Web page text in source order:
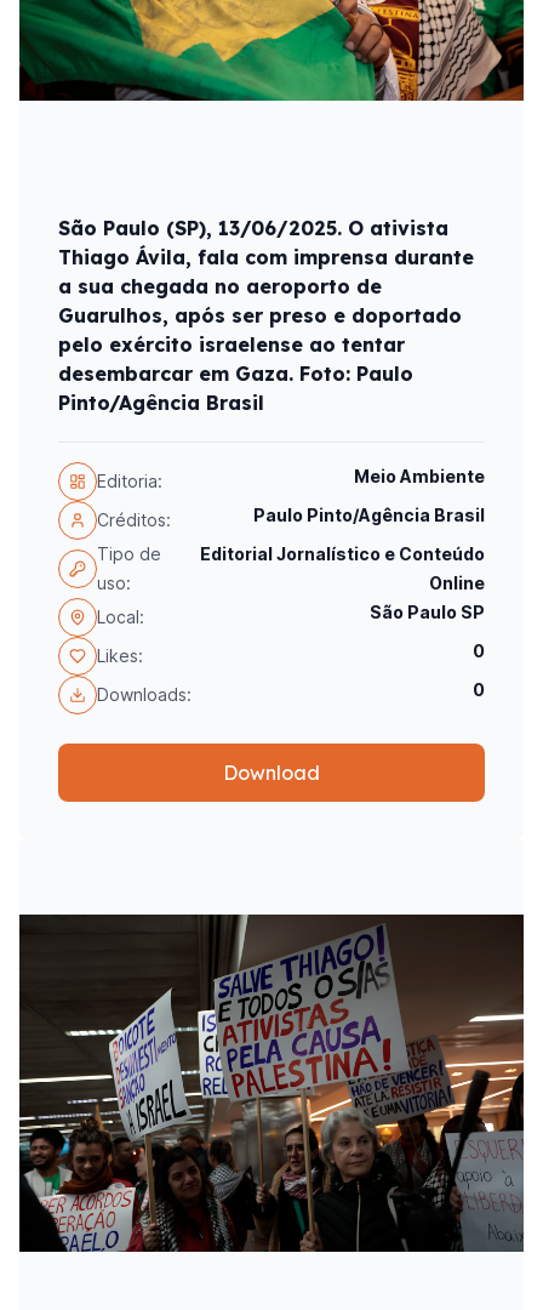
São Paulo (SP), 13/06/2025. O ativista
Thiago Ávila, fala com imprensa durante
a sua chegada no aeroporto de
Guarulhos, após ser preso e doportado
pelo exército israelense ao tentar
desembarcar em Gaza. Foto: Paulo
Pinto/Agência Brasil
Editoria: Meio Ambiente
Créditos:
Paulo Pinto/Agência Brasil
Tipo de
uso:
Editorial Jornalístico e Conteúdo
Online
Local:
São Paulo SP
Likes: 0
Downloads: 0
Download